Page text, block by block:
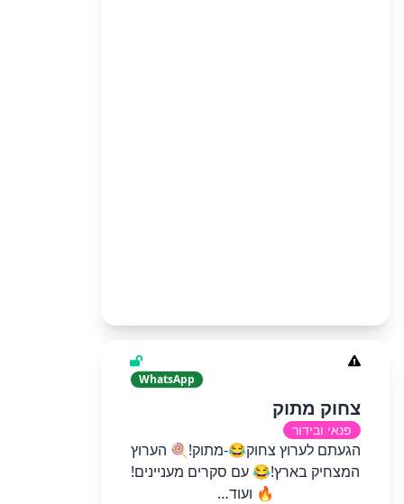
WhatsApp
צחוק מתוק
פנאי ובידור
הגעתם לערוץ צחוק😂-מתוק!🍭 הערוץ
המצחיק בארץ!😂 עם סקרים מעניינים!
🔥 ועוד…